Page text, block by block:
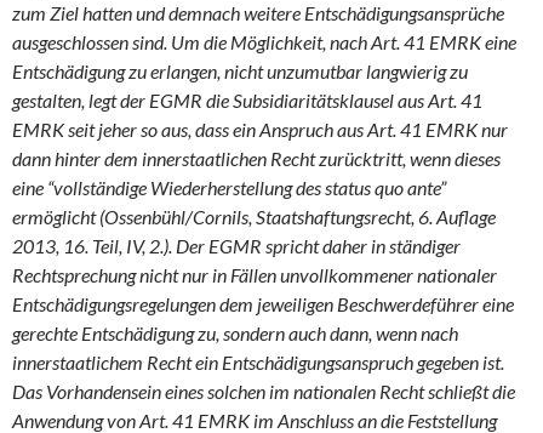
zum Ziel hatten und demnach weitere Entschädigungsansprüche
ausgeschlossen sind. Um die Möglichkeit, nach Art. 41 EMRK eine
Entschädigung zu erlangen, nicht unzumutbar langwierig zu
gestalten, legt der EGMR die Subsidiaritätsklausel aus Art. 41
EMRK seit jeher so aus, dass ein Anspruch aus Art. 41 EMRK nur
dann hinter dem innerstaatlichen Recht zurücktritt, wenn dieses
eine “vollständige Wiederherstellung des status quo ante”
ermöglicht (Ossenbühl/Cornils, Staatshaftungsrecht, 6. Auflage
2013, 16. Teil, IV, 2.). Der EGMR spricht daher in ständiger
Rechtsprechung nicht nur in Fällen unvollkommener nationaler
Entschädigungsregelungen dem jeweiligen Beschwerdeführer eine
gerechte Entschädigung zu, sondern auch dann, wenn nach
innerstaatlichem Recht ein Entschädigungsanspruch gegeben ist.
Das Vorhandensein eines solchen im nationalen Recht schließt die
Anwendung von Art. 41 EMRK im Anschluss an die Feststellung